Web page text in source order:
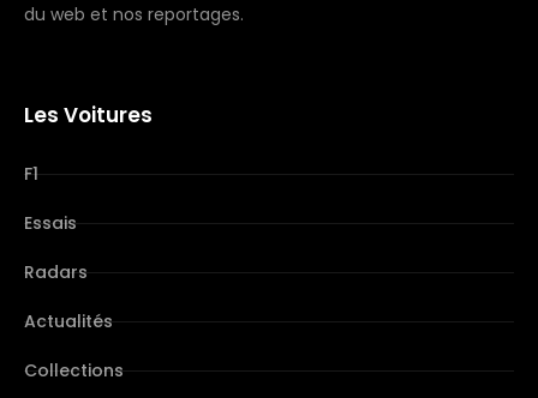
du web et nos reportages.
Les Voitures
F1
Essais
Radars
Actualités
Collections